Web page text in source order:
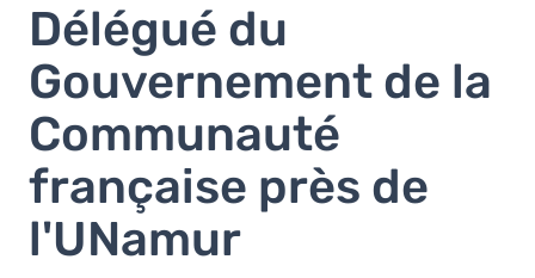
here
Délégué du
Gouvernement de la
Communauté
française près de
l'UNamur